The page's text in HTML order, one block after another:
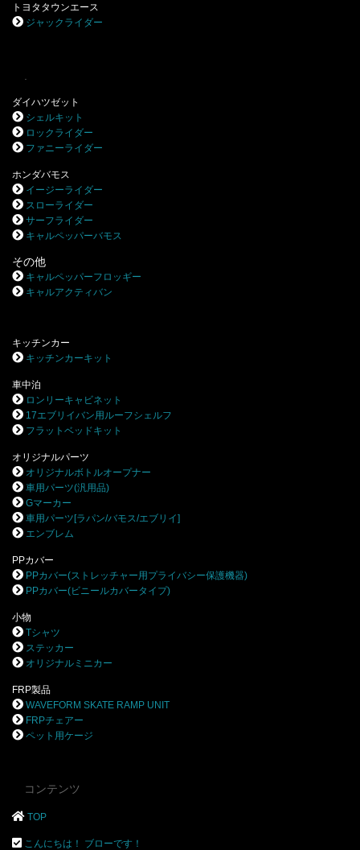
トヨタタウンエース
ジャックライダー
.
ダイハツゼット
シェルキット
ロックライダー
ファニーライダー
ホンダバモス
イージーライダー
スローライダー
サーフライダー
キャルペッパーバモス
その他
キャルペッパーフロッギー
キャルアクティバン
キッチンカー
キッチンカーキット
車中泊
ロンリーキャビネット
17エブリイバン用ルーフシェルフ
フラットベッドキット
オリジナルパーツ
オリジナルボトルオープナー
車用パーツ(汎用品)
Gマーカー
車用パーツ[ラパン/バモス/エブリイ]
エンブレム
PPカバー
PPカバー(ストレッチャー用プライバシー保護機器)
PPカバー(ビニールカバータイプ)
小物
Tシャツ
ステッカー
オリジナルミニカー
FRP製品
WAVEFORM SKATE RAMP UNIT
FRPチェアー
ペット用ケージ
コンテンツ
TOP
こんにちは！ ブローです！